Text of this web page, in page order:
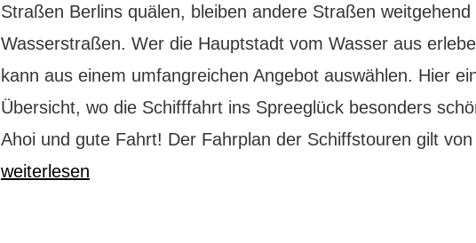
Straßen Berlins quälen, bleiben andere Straßen
Wasserstraßen. Wer die Hauptstadt vom Wasser aus
kann aus einem umfangreichen Angebot auswählen. Hier
Übersicht, wo die Schifffahrt ins Spreeglück besonders
Ahoi und gute Fahrt! Der Fahrplan der Schiffstouren gilt
weiterlesen